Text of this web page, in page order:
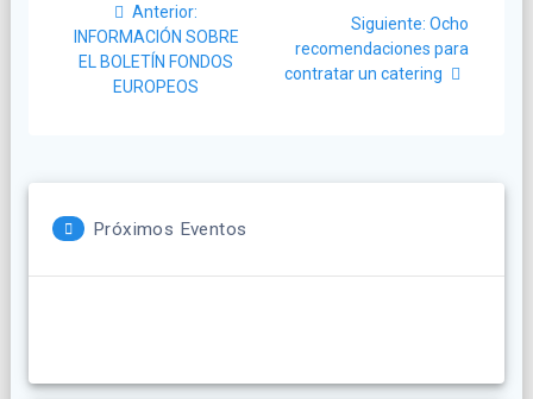
entradas
Anterior:
anterior:
INFORMACIÓN SOBRE
EL BOLETÍN FONDOS
EUROPEOS
Siguiente: Siguiente
post:
Ocho
recomendaciones para
contratar un catering
Próximos Eventos